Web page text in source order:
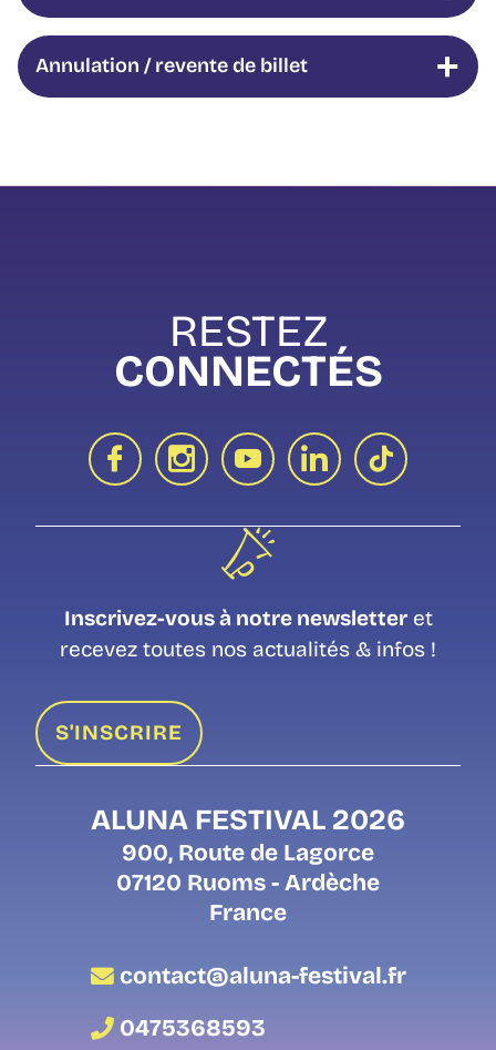
Annulation / revente de billet
RESTEZ
CONNECTÉS
Inscrivez-vous à notre newsletteret
recevez toutes nos actualités & infos !
S'INSCRIRE
ALUNA FESTIVAL 2026
900, Route de Lagorce
07120 Ruoms - Ardèche
France
contact@aluna-festival.fr
0475368593